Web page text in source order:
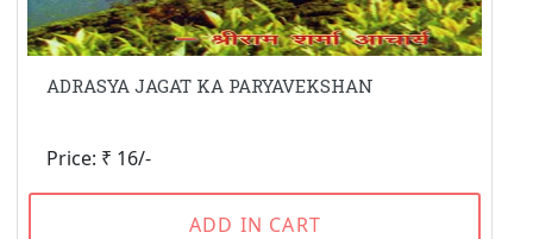
ADRASYA JAGAT KA PARYAVEKSHAN
Price: ₹ 16/-
ADD IN CART